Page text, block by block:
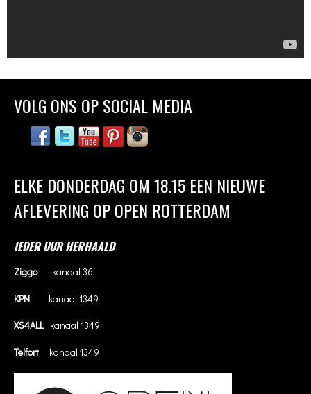
VOLG ONS OP SOCIAL MEDIA
ELKE DONDERDAG OM 18.15 EEN NIEUWE
AFLEVERING OP OPEN ROTTERDAM
IEDER UUR HERHAALD
Ziggokanaal 36
KPN kanaal 1349
XS4ALLkanaal 1349
Telfort kanaal 1349